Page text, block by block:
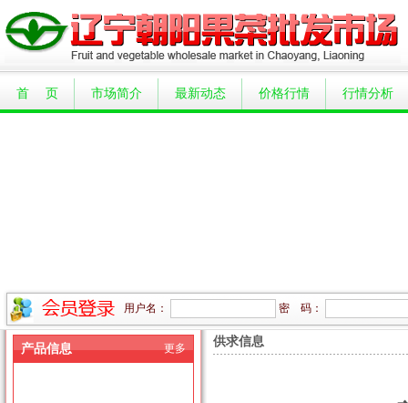
首 页 市场简介 最新动态 价格行情 行情分析
用户名： 密 码：
产品信息 更多 供求信息